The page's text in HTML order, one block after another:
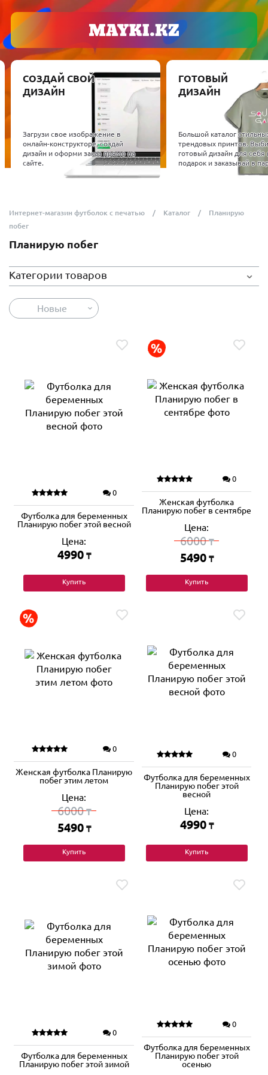
СОЗДАЙ СВОЙ
ДИЗАЙН
Загрузи свое изображение в
онлайн-конструкторе, создай
дизайн и оформи заказ прямо на
сайте.
ГОТОВЫЙ
ДИЗАЙН
Большой каталог
трендовых принтов.
готовый дизайн для себя
подарок и заказывай в
Интернет-магазин футболок с печатью Каталог
Планирую
побег
Планирую побег
Категории товаров
Новые
0
Футболка для беременных
Планирую побег этой весной
Цена:
4990 ₸
Купить
0
Женская футболка
Планирую побег в сентябре
Цена:
6000₸
5490 ₸
Купить
0
Женская футболка Планирую
побег этим летом
Цена:
6000₸
5490 ₸
Купить
0
Футболка для беременных
Планирую побег этой
весной
Цена:
4990 ₸
Купить
0
Футболка для беременных
Планирую побег этой зимой
0
Футболка для беременных
Планирую побег этой
осенью